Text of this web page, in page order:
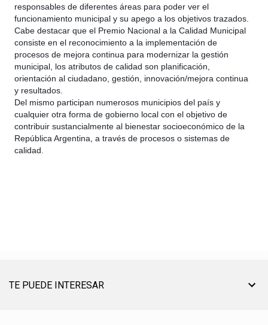
responsables de diferentes áreas para poder ver el
funcionamiento municipal y su apego a los objetivos trazados.
Cabe destacar que el Premio Nacional a la Calidad Municipal
consiste en el reconocimiento a la implementación de
procesos de mejora continua para modernizar la gestión
municipal, los atributos de calidad son planificación,
orientación al ciudadano, gestión, innovación/mejora continua
y resultados.
Del mismo participan numerosos municipios del país y
cualquier otra forma de gobierno local con el objetivo de
contribuir sustancialmente al bienestar socioeconómico de la
República Argentina, a través de procesos o sistemas de
calidad.
TE PUEDE INTERESAR